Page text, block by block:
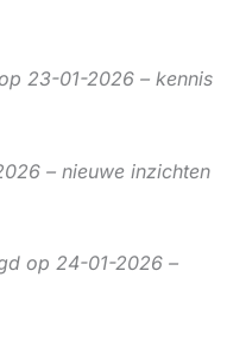
23-01-2026 – kennis
– nieuwe inzichten
op 24-01-2026 –